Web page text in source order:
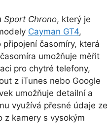
Sport Chrono, který je
Cayman GT4,
časomíry, která
umožňuje měřit
pro chytré telefony,
z iTunes nebo Google
umožňuje detailní a
využívá přesné údaje ze
z kamery s vysokým